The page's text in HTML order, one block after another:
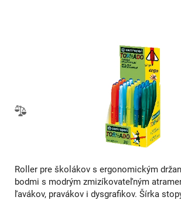
Roller pre školákov s ergonomickým
bodmi s modrým zmizíkovateľným
ľavákov, pravákov i dysgrafikov. Šírka